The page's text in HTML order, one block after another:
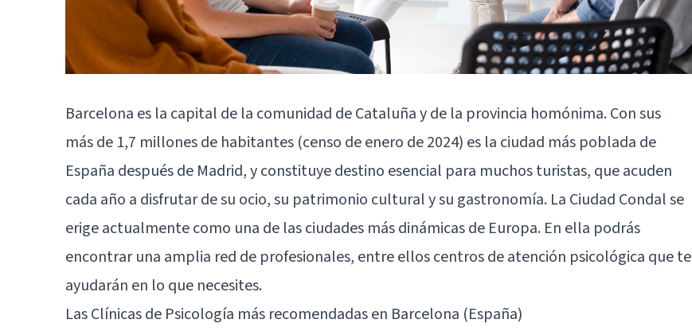
Barcelona es la capital de la comunidad de Cataluña y de la provincia homónima. Con sus
más de 1,7 millones de habitantes (censo de enero de 2024) es la ciudad más poblada de
España después de Madrid, y constituye destino esencial para muchos turistas, que acuden
cada año a disfrutar de su ocio, su patrimonio cultural y su gastronomía. La Ciudad Condal se
erige actualmente como una de las ciudades más dinámicas de Europa. En ella podrás
encontrar una amplia red de profesionales, entre ellos centros de atención psicológica que te
ayudarán en lo que necesites.
Las Clínicas de Psicología más recomendadas en Barcelona (España)